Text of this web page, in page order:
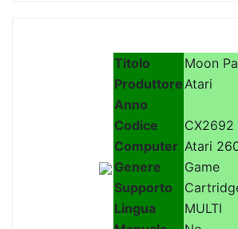
Titolo
Moon
ProduttoreAtari
Anno
Codice
CX2692
Computer Atari
Genere
Game
Supporto
Lingua
MULTI